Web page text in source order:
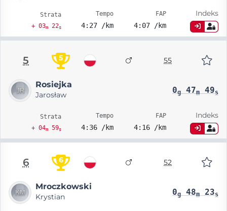
Strata
+ 03m22s
Tempo
4:27 /km
FAP
4:07 /km
Indeks
5 5 55
Rosiejka
Jarosław 0g47m49s
Strata
+ 04m59s
Tempo
4:36 /km
FAP
4:16 /km
Indeks
6 6 52
Mroczkowski
Krystian 0g48m23s